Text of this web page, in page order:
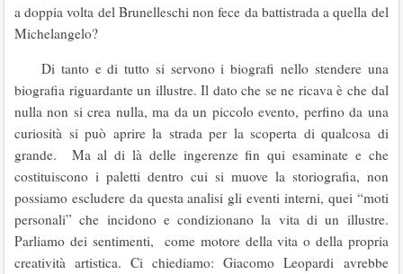
a doppia volta del Brunelleschi non fece da battistrada a quella del
Michelangelo?
Di tanto e di tutto si servono i biografi nello stendere una
biografia riguardante un illustre. Il dato che se ne ricava è che dal
nulla non si crea nulla, ma da un piccolo evento, perfino da una
curiosità si può aprire la strada per la scoperta di qualcosa di
grande. Ma al di là delle ingerenze fin qui esaminate e che
costituiscono i paletti dentro cui si muove la storiografia, non
possiamo escludere da questa analisi gli eventi interni, quei “moti
personali” che incidono e condizionano la vita di un illustre.
Parliamo dei sentimenti, come motore della vita o della propria
creatività artistica. Ci chiediamo: Giacomo Leopardi avrebbe